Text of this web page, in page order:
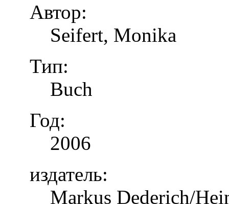
Автор:
Seifert, Monika
Тип:
Buch
Год:
2006
издатель:
Markus Dederich/